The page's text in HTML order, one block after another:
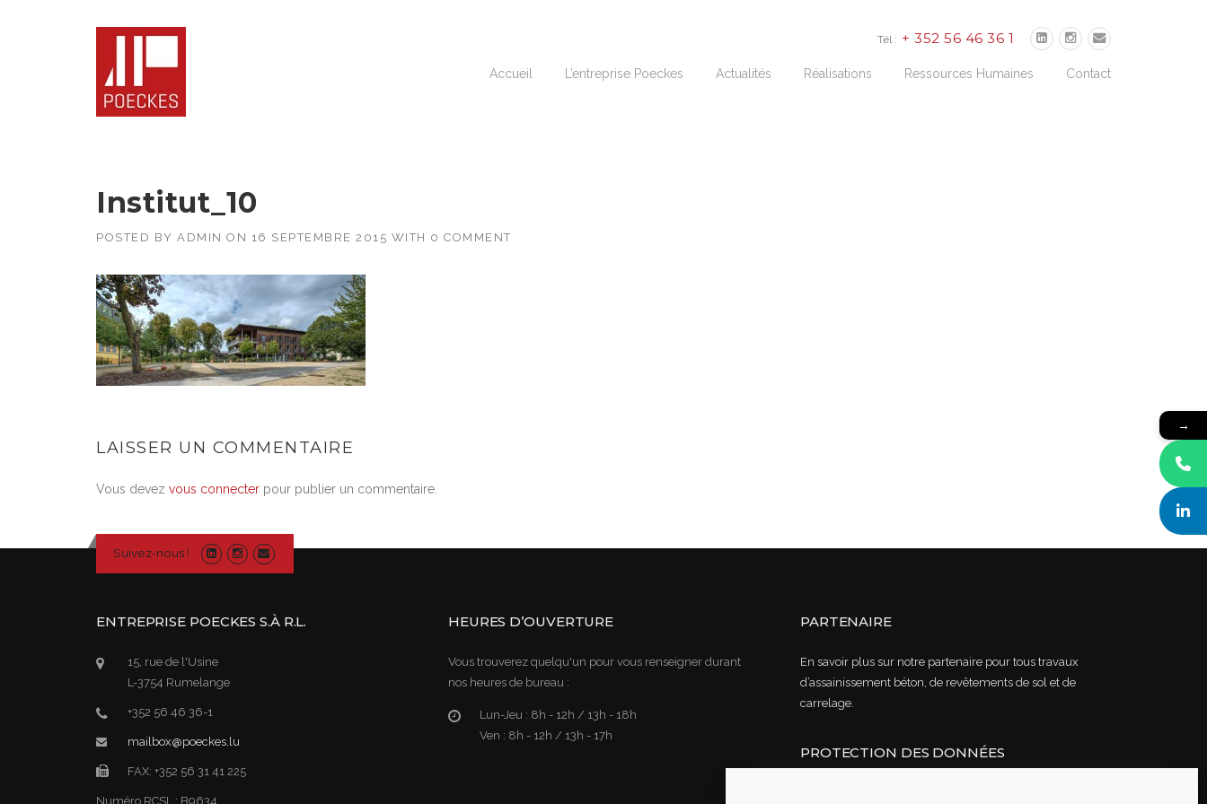
Tél : + 352 56 46 36 1
Accueil L’entreprise Poeckes Actualités Réalisations Ressources Humaines Contact
Institut_10
POSTED BY ADMIN ON 16 SEPTEMBRE 2015 WITH 0 COMMENT
LAISSER UN COMMENTAIRE
Vous devez vous connecter pour publier un commentaire.
Suivez-nous !
ENTREPRISE POECKES S.À R.L.
15, rue de l'Usine
L-3754 Rumelange
+352 56 46 36-1
mailbox@poeckes.lu
FAX: +352 56 31 41 225
Numéro RCSL : B9634
HEURES D’OUVERTURE
Vous trouverez quelqu'un pour vous renseigner durant
nos heures de bureau :
Lun-Jeu : 8h - 12h / 13h - 18h
Ven : 8h - 12h / 13h - 17h
PARTENAIRE
En savoir plus sur notre partenaire pour tous travaux
d’assainissement béton, de revêtements de sol et de
carrelage.
PROTECTION DES DONNÉES
→